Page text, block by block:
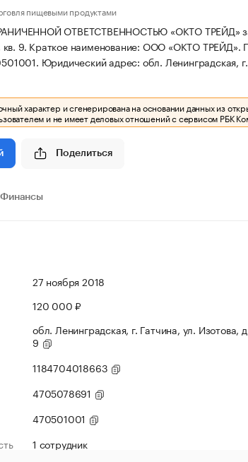
пищевыми продуктами
ОТВЕТСТВЕННОСТЬЮ «ОКТО ТРЕЙД»
9. Краткое наименование: ООО «ОКТО ТРЕЙД».
Юридический адрес: обл. Ленинградская,
характер и сгенерирована на основании данных из
и не имеет деловых отношений с сервисом РБК
Поделиться
Финансы
27 ноября 2018
120 000 ₽
обл. Ленинградская, г. Гатчина, ул. Изотова,
9
1184704018663
4705078691
470501001
1 сотрудник